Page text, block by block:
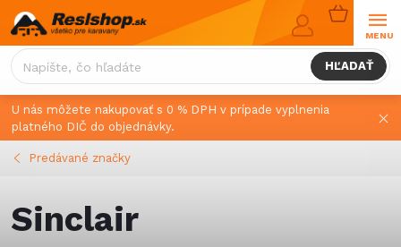
Prejsť
na
obsah
HĽADAŤ
KOŠÍK
U nás môžete nakupovať s 0 % DPH v prípade vyplnenia
platného DIČ do objednávky.
Predávané značky
Sinclair